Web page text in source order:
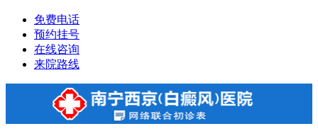
免费电话
预约挂号
在线咨询
来院路线